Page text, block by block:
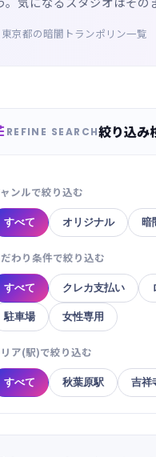
東京都の暗闇トランポリン一覧
REFINE SEARCH絞り込み
ンルで絞り込む
すべて オリジナル 暗
わり条件で絞り込む
すべて クレカ支払い
駐車場 女性専用
ア(駅)で絞り込む
すべて 秋葉原駅 吉祥